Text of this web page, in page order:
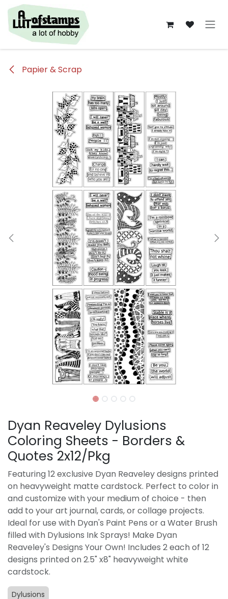
Overslaan naar inhoud
Papier & Scrap
Dyan Reaveley Dylusions
Coloring Sheets - Borders &
Quotes 2x12/Pkg
Featuring 12 exclusive Dyan Reaveley designs printed
on heavyweight matte cardstock. Perfect to color in
and customize with your medium of choice - then
add to your art journal, cards, or collage projects.
Ideal for use with Dyan's Paint Pens or a Water Brush
filled with Dylusions Ink Sprays! Make Dyan
Reaveley's Designs Your Own! Includes 2 each of 12
designs printed on 2.5" x8" heavyweight white
cardstock.
Dylusions